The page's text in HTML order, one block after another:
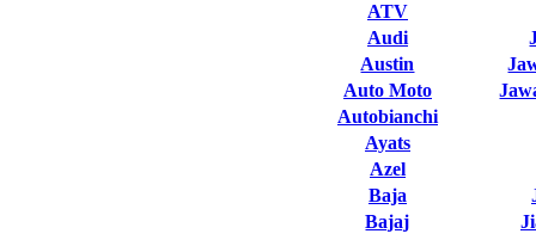
ATV
Audi
Austin
Auto Moto
Autobianchi
Ayats
Azel
Baja
Bajaj